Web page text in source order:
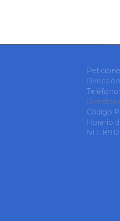
Código
Horario
NIT: